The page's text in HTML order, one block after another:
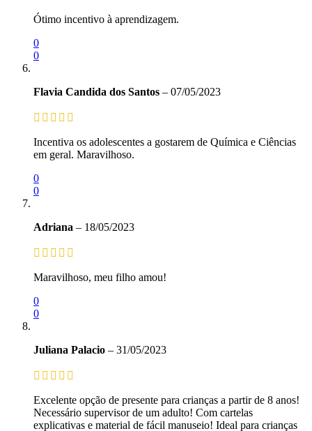
Ótimo incentivo à aprendizagem.
0
0
Flavia Candida dos Santos – 07/05/2023
Incentiva os adolescentes a gostarem de Química e Ciências
em geral. Maravilhoso.
0
0
Adriana – 18/05/2023
Maravilhoso, meu filho amou!
0
0
Juliana Palacio – 31/05/2023
Excelente opção de presente para crianças a partir de 8 anos!
Necessário supervisor de um adulto! Com cartelas
explicativas e material de fácil manuseio! Ideal para crianças